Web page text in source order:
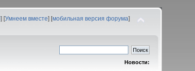
] [Умнеем вместе] [мобильная версия форума]
Новости: